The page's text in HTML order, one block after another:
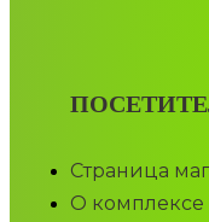
Страница
О комплексе